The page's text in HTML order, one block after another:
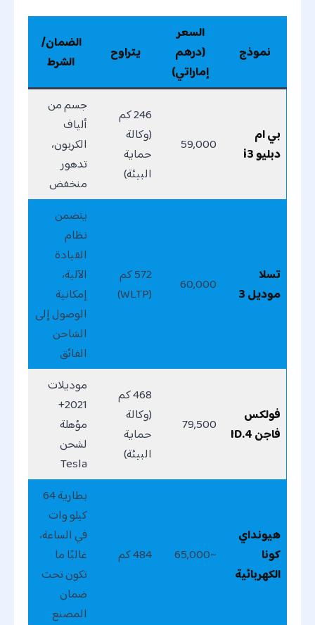
نموذج
السعر
(درهم
إماراتي)
يتراوح
الضمان/
الشرط
بي ام
دبليو i3
59,000
246 كم
(وكالة
حماية
البيئة)
جسم من
ألياف
الكربون،
تدهور
منخفض
تسلا
موديل 3
60,000
572 كم
(WLTP)
يتضمن
نظام
القيادة
الآلية،
إمكانية
الوصول إلى
الشاحن
الفائق
فولكس
فاجن ID.4
79,500
468 كم
(وكالة
حماية
البيئة)
موديلات
2021+
مؤهلة
لشحن
Tesla
هيونداي
كونا
الكهربائية
~65,000 484 كم
بطارية 64
كيلو وات
في الساعة،
غالبًا ما
تكون تحت
ضمان
المصنع